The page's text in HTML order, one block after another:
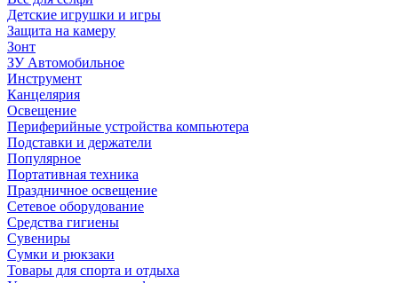
Детские игрушки и игры
Защита на камеру
Зонт
ЗУ Автомобильное
Инструмент
Канцелярия
Освещение
Периферийные устройства компьютера
Подставки и держатели
Популярное
Портативная техника
Праздничное освещение
Сетевое оборудование
Средства гигиены
Сувениры
Сумки и рюкзаки
Товары для спорта и отдыха